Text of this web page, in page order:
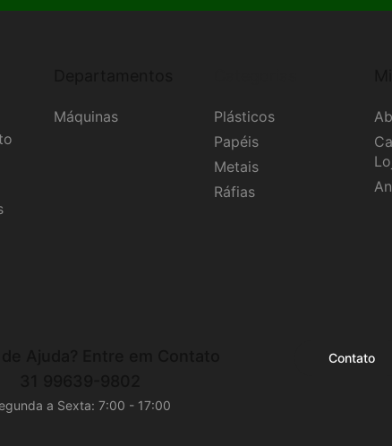
Máquinas
Plásticos
Papéis
Metais
Ráfias
a Sexta: 7:00 - 17:00
Contato